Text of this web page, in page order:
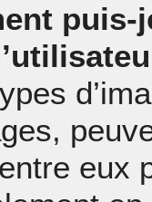
puis-